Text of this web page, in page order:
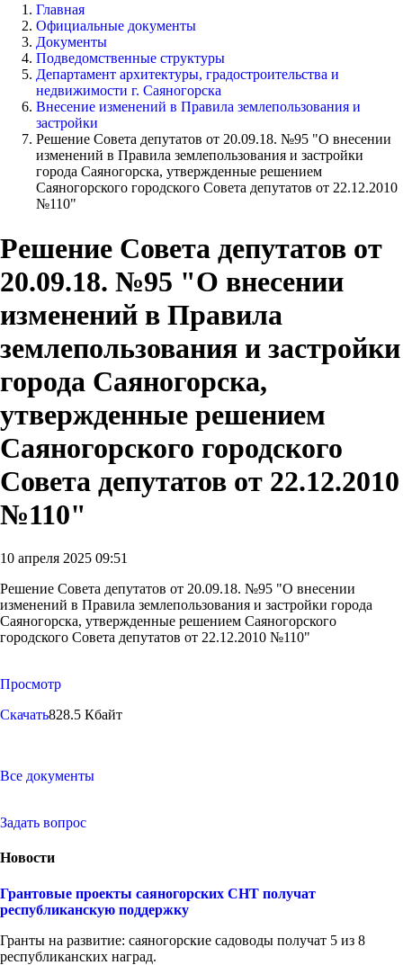
Главная
Официальные документы
Документы
Подведомственные структуры
Департамент архитектуры, градостроительства и
недвижимости г. Саяногорска
Внесение изменений в Правила землепользования и
застройки
Решение Совета депутатов от 20.09.18. №95 "О внесении
изменений в Правила землепользования и застройки
города Саяногорска, утвержденные решением
Саяногорского городского Совета депутатов от 22.12.2010
№110"
Решение Совета депутатов от
20.09.18. №95 "О внесении
изменений в Правила
землепользования и застройки
города Саяногорска,
утвержденные решением
Саяногорского городского
Совета депутатов от 22.12.2010
№110"
10 апреля 2025 09:51
Решение Совета депутатов от 20.09.18. №95 "О внесении
изменений в Правила землепользования и застройки города
Саяногорска, утвержденные решением Саяногорского
городского Совета депутатов от 22.12.2010 №110"
Просмотр
Скачать828.5 Кбайт
Все документы
Задать вопрос
Новости
Грантовые проекты саяногорских СНТ получат
республиканскую поддержку
Гранты на развитие: саяногорские садоводы получат 5 из 8
республиканских наград.